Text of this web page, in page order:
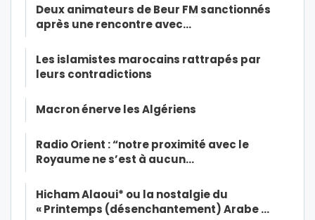
Deux animateurs de Beur FM sanctionnés
après une rencontre avec…
Les islamistes marocains rattrapés par
leurs contradictions
Macron énerve les Algériens
Radio Orient : “notre proximité avec le
Royaume ne s’est à aucun…
Hicham Alaoui* ou la nostalgie du
« Printemps (désenchantement) Arabe …